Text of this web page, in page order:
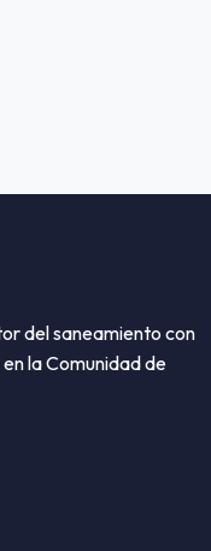
del saneamiento con
la Comunidad de